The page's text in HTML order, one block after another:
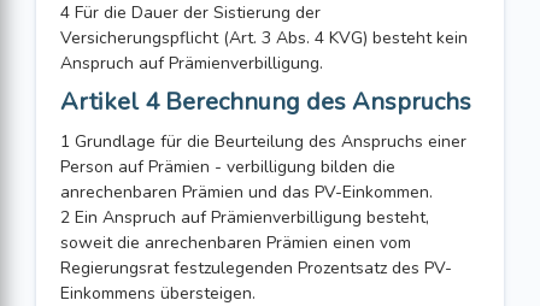
4 Für die Dauer der Sistierung der
Versicherungspflicht (Art. 3 Abs. 4 KVG) besteht kein
Anspruch auf Prämienverbilligung.
Artikel 4 Berechnung des Anspruchs
1 Grundlage für die Beurteilung des Anspruchs einer
Person auf Prämien - verbilligung bilden die
anrechenbaren Prämien und das PV-Einkommen.
2 Ein Anspruch auf Prämienverbilligung besteht,
soweit die anrechenbaren Prämien einen vom
Regierungsrat festzulegenden Prozentsatz des PV-
Einkommens übersteigen.